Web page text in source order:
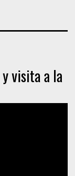
visita a la